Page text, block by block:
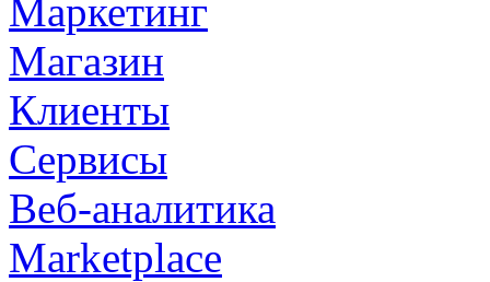
Маркетинг
Магазин
Клиенты
Сервисы
Веб-аналитика
Marketplace